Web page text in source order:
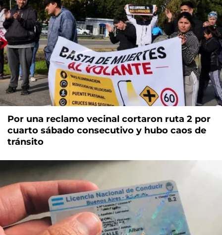
Por una reclamo vecinal cortaron ruta 2 por
cuarto sábado consecutivo y hubo caos de
tránsito